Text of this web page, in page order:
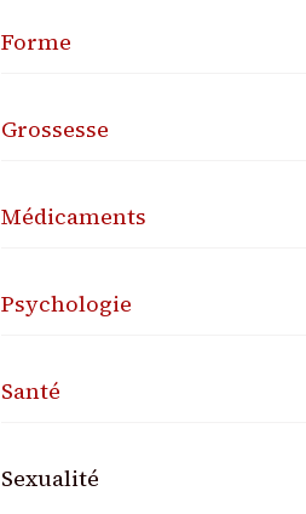
Forme
Grossesse
Médicaments
Psychologie
Santé
Sexualité